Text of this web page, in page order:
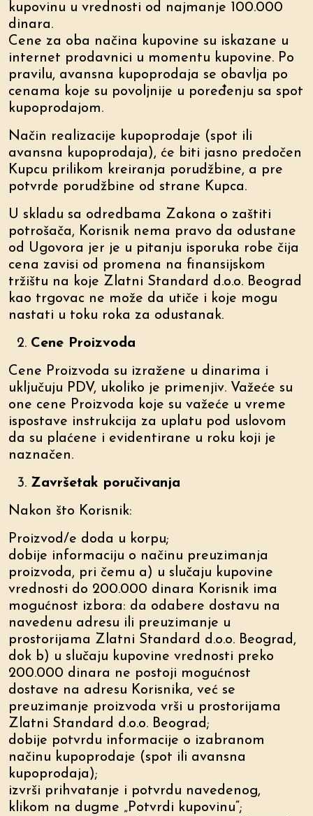
kupovinu u vrednosti od najmanje 100.000
dinara.
Cene za oba načina kupovine su iskazane u
internet prodavnici u momentu kupovine. Po
pravilu, avansna kupoprodaja se obavlja po
cenama koje su povoljnije u poređenju sa spot
kupoprodajom.
Način realizacije kupoprodaje (spot ili
avansna kupoprodaja), će biti jasno predočen
Kupcu prilikom kreiranja porudžbine, a pre
potvrde porudžbine od strane Kupca.
U skladu sa odredbama Zakona o zaštiti
potrošača, Korisnik nema pravo da odustane
od Ugovora jer je u pitanju isporuka robe čija
cena zavisi od promena na finansijskom
tržištu na koje Zlatni Standard d.o.o. Beograd
kao trgovac ne može da utiče i koje mogu
nastati u toku roka za odustanak.
Cene Proizvoda
Cene Proizvoda su izražene u dinarima i
uključuju PDV, ukoliko je primenjiv. Važeće su
one cene Proizvoda koje su važeće u vreme
ispostave instrukcija za uplatu pod uslovom
da su plaćene i evidentirane u roku koji je
naznačen.
Završetak poručivanja
Nakon što Korisnik:
Proizvod/e doda u korpu;
dobije informaciju o načinu preuzimanja
proizvoda, pri čemu a) u slučaju kupovine
vrednosti do 200.000 dinara Korisnik ima
mogućnost izbora: da odabere dostavu na
navedenu adresu ili preuzimanje u
prostorijama Zlatni Standard d.o.o. Beograd,
dok b) u slučaju kupovine vrednosti preko
200.000 dinara ne postoji mogućnost
dostave na adresu Korisnika, već se
preuzimanje proizvoda vrši u prostorijama
Zlatni Standard d.o.o. Beograd;
dobije potvrdu informacije o izabranom
načinu kupoprodaje (spot ili avansna
kupoprodaja);
izvrši prihvatanje i potvrdu navedenog,
klikom na dugme „Potvrdi kupovinu“;